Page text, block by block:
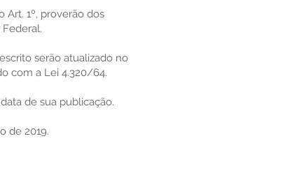
Art. 1º, proverão dos
serão atualizado no
com a Lei 4.320/64.
de sua publicação.
de 2019.